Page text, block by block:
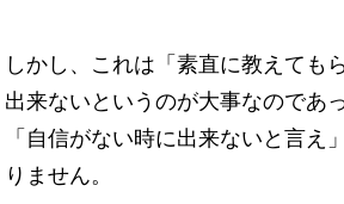
しかし、これは「素直に教えても
出来ないというのが大事なのであっ
「自信がない時に出来ないと言え
りません。